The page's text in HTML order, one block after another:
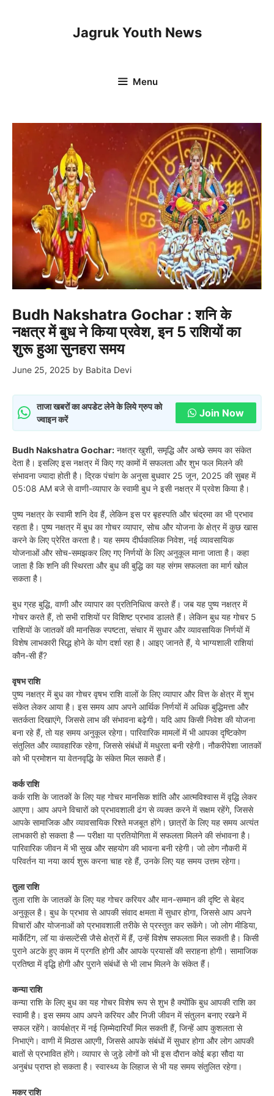
Jagruk Youth News
Menu
Budh Nakshatra Gochar : शनि के
नक्षत्र में बुध ने किया प्रवेश, इन 5 राशियों का
शुरू हुआ सुनहरा समय
June 25, 2025 by Babita Devi
ताजा खबरों का अपडेट लेने के लिये ग्रुप को
ज्वाइन करें
Join Now
Budh Nakshatra Gochar: नक्षत्र खुशी, समृद्धि और अच्छे समय का संकेत
देता है। इसलिए इस नक्षत्र में किए गए कामों में सफलता और शुभ फल मिलने की
संभावना ज्यादा होती है। द्रिक पंचांग के अनुसा बुधवार 25 जून, 2025 की सुबह में
05:08 AM बजे से वाणी-व्यापार के स्वामी बुध ने इसी नक्षत्र में प्रवेश किया है।
पुष्य नक्षत्र के स्वामी शनि देव हैं, लेकिन इस पर बृहस्पति और चंद्रमा का भी प्रभाव
रहता है। पुष्य नक्षत्र में बुध का गोचर व्यापार, सोच और योजना के क्षेत्र में कुछ खास
करने के लिए प्रेरित करता है। यह समय दीर्घकालिक निवेश, नई व्यावसायिक
योजनाओं और सोच-समझकर लिए गए निर्णयों के लिए अनुकूल माना जाता है। कहा
जाता है कि शनि की स्थिरता और बुध की बुद्धि का यह संगम सफलता का मार्ग खोल
सकता है।
बुध ग्रह बुद्धि, वाणी और व्यापार का प्रतिनिधित्व करते हैं। जब यह पुष्य नक्षत्र में
गोचर करते हैं, तो सभी राशियों पर विशिष्ट प्रभाव डालते हैं। लेकिन बुध यह गोचर 5
राशियों के जातकों की मानसिक स्पष्टता, संचार में सुधार और व्यावसायिक निर्णयों में
विशेष लाभकारी सिद्ध होने के योग दर्शा रहा है। आइए जानते हैं, ये भाग्यशाली राशियां
कौन-सी हैं?
वृषभ राशि
पुष्य नक्षत्र में बुध का गोचर वृषभ राशि वालों के लिए व्यापार और वित्त के क्षेत्र में शुभ
संकेत लेकर आया है। इस समय आप अपने आर्थिक निर्णयों में अधिक बुद्धिमत्ता और
सतर्कता दिखाएंगे, जिससे लाभ की संभावना बढ़ेगी। यदि आप किसी निवेश की योजना
बना रहे हैं, तो यह समय अनुकूल रहेगा। पारिवारिक मामलों में भी आपका दृष्टिकोण
संतुलित और व्यावहारिक रहेगा, जिससे संबंधों में मधुरता बनी रहेगी। नौकरीपेशा जातकों
को भी प्रमोशन या वेतनवृद्धि के संकेत मिल सकते हैं।
कर्क राशि
कर्क राशि के जातकों के लिए यह गोचर मानसिक शांति और आत्मविश्वास में वृद्धि लेकर
आएगा। आप अपने विचारों को प्रभावशाली ढंग से व्यक्त करने में सक्षम रहेंगे, जिससे
आपके सामाजिक और व्यावसायिक रिश्ते मजबूत होंगे। छात्रों के लिए यह समय अत्यंत
लाभकारी हो सकता है — परीक्षा या प्रतियोगिता में सफलता मिलने की संभावना है।
पारिवारिक जीवन में भी सुख और सहयोग की भावना बनी रहेगी। जो लोग नौकरी में
परिवर्तन या नया कार्य शुरू करना चाह रहे हैं, उनके लिए यह समय उत्तम रहेगा।
तुला राशि
तुला राशि के जातकों के लिए यह गोचर करियर और मान-सम्मान की दृष्टि से बेहद
अनुकूल है। बुध के प्रभाव से आपकी संवाद क्षमता में सुधार होगा, जिससे आप अपने
विचारों और योजनाओं को प्रभावशाली तरीके से प्रस्तुत कर सकेंगे। जो लोग मीडिया,
मार्केटिंग, लॉ या कंसल्टेंसी जैसे क्षेत्रों में हैं, उन्हें विशेष सफलता मिल सकती है। किसी
पुराने अटके हुए काम में प्रगति होगी और आपके प्रयासों की सराहना होगी। सामाजिक
प्रतिष्ठा में वृद्धि होगी और पुराने संबंधों से भी लाभ मिलने के संकेत हैं।
कन्या राशि
कन्या राशि के लिए बुध का यह गोचर विशेष रूप से शुभ है क्योंकि बुध आपकी राशि का
स्वामी है। इस समय आप अपने करियर और निजी जीवन में संतुलन बनाए रखने में
सफल रहेंगे। कार्यक्षेत्र में नई ज़िम्मेदारियाँ मिल सकती हैं, जिन्हें आप कुशलता से
निभाएंगे। वाणी में मिठास आएगी, जिससे आपके संबंधों में सुधार होगा और लोग आपकी
बातों से प्रभावित होंगे। व्यापार से जुड़े लोगों को भी इस दौरान कोई बड़ा सौदा या
अनुबंध प्राप्त हो सकता है। स्वास्थ्य के लिहाज से भी यह समय संतुलित रहेगा।
मकर राशि